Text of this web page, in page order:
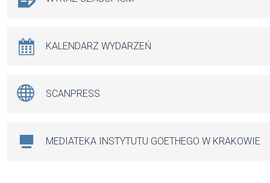
KALENDARZ WYDARZEŃ
SCANPRESS
MEDIATEKA INSTYTUTU GOETHEGO W KRAKOWIE